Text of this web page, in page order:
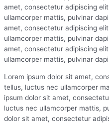
amet, consectetur adipiscing
ullamcorper mattis, pulvinar
amet, consectetur adipiscing
ullamcorper mattis, pulvinar
amet, consectetur adipiscing
ullamcorper mattis, pulvinar
Lorem ipsum dolor sit amet,
tellus, luctus nec ullamcorper
ipsum dolor sit amet,
luctus nec ullamcorper mattis,
dolor sit amet, consectetur